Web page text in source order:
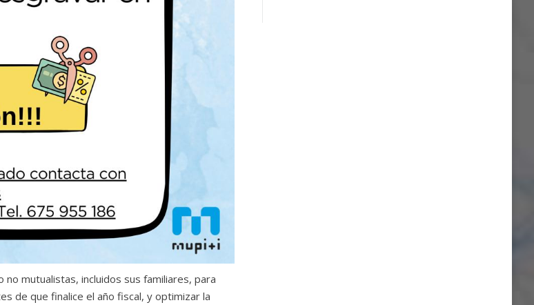
mutualistas, incluidos sus familiares, para
de que finalice el año fiscal, y optimizar la